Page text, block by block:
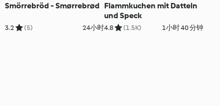
Smörrebröd - Smørrebrød
3.2 (5) 24小时
Flammkuchen mit Datteln
und Speck
4.8 (1.5K) 1小时 40 分钟